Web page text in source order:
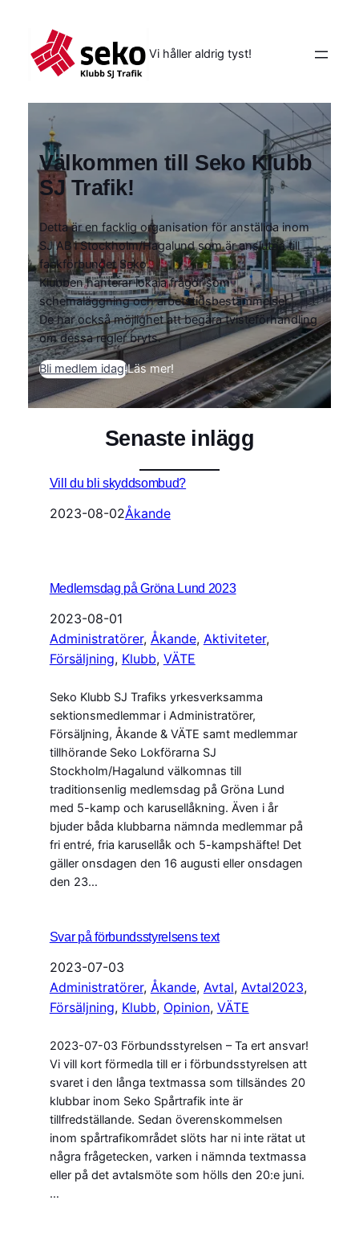
Vi håller aldrig tyst!
Välkommen till Seko Klubb
SJ Trafik!
Detta är en facklig organisation för anställda inom
SJ AB i Stockholm/Hagalund som är anslutna till
fackförbundet Seko.
Klubben hanterar lokala frågor som
schemaläggning och arbetstidsbestämmelser.
De har också möjlighet att begära tvisteförhandling
om dessa regler bryts.
Bli medlem idag!Läs mer!
Senaste inlägg
Vill du bli skyddsombud?
2023-08-02Åkande
Medlemsdag på Gröna Lund 2023
2023-08-01
Administratörer, Åkande, Aktiviteter ,
Försäljning, Klubb, VÄTE
Seko Klubb SJ Trafiks yrkesverksamma
sektionsmedlemmar i Administratörer,
Försäljning, Åkande & VÄTE samt medlemmar
tillhörande Seko Lokförarna SJ
Stockholm/Hagalund välkomnas till
traditionsenlig medlemsdag på Gröna Lund
med 5-kamp och karusellåkning. Även i år
bjuder båda klubbarna nämnda medlemmar på
fri entré, fria karusellåk och 5-kampshäfte! Det
gäller onsdagen den 16 augusti eller onsdagen
den 23…
Svar på förbundsstyrelsens text
2023-07-03
Administratörer, Åkande, Avtal, Avtal2023 ,
Försäljning, Klubb, Opinion, VÄTE
2023-07-03 Förbundsstyrelsen – Ta ert ansvar!
Vi vill kort förmedla till er i förbundsstyrelsen att
svaret i den långa textmassa som tillsändes 20
klubbar inom Seko Spårtrafik inte är
tillfredställande. Sedan överenskommelsen
inom spårtrafikområdet slöts har ni inte rätat ut
några frågetecken, varken i nämnda textmassa
eller på det avtalsmöte som hölls den 20:e juni.
…